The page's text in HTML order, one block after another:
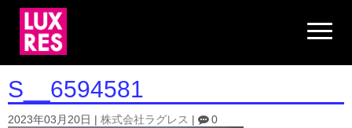
N
a
i
t
S__6594581
2023年03月20日 株式会社ラグレス 0